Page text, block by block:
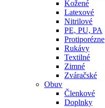
Kožené
Latexové
Nitrilové
PE, PU, PA
Protiporézne
Rukávy
Textilné
Zimné
Zváračské
Obuv
Členkové
Doplnky